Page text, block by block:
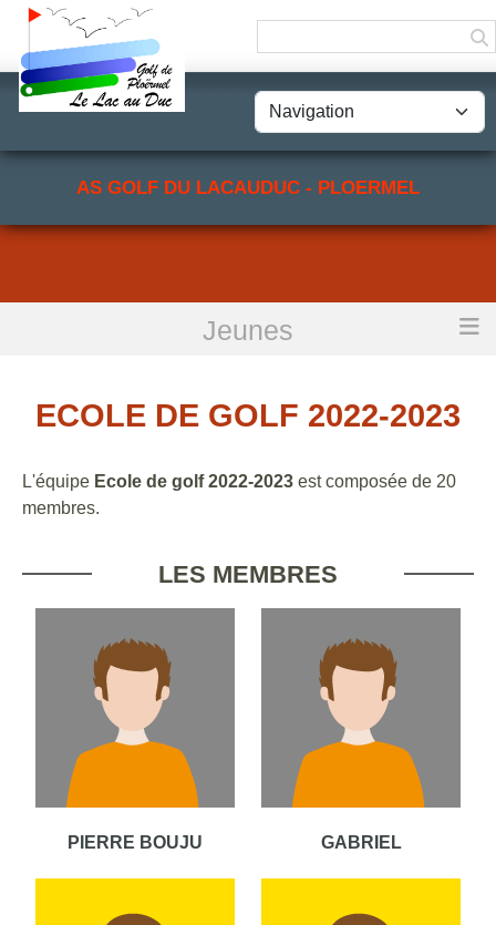
AS GOLF DU LACAUDUC - PLOERMEL
Jeunes
Ecole de golf 2022-2023
ECOLE DE GOLF 2022-2023
L'équipe Ecole de golf 2022-2023 est composée de 20
membres.
LES MEMBRES
PIERRE BOUJU GABRIEL
Panneau de gestion des cookies